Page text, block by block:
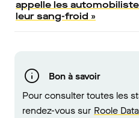
appelle les
leur sang-froid »
Bon à savoir
Pour consulter toutes les
rendez-vous sur Roole Data